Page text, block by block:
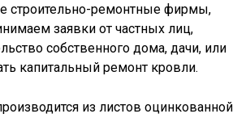
строительно-ремонтные фирмы,
заявки от частных лиц,
собственного дома, дачи, или
капитальный ремонт кровли.
из листов оцинкованной